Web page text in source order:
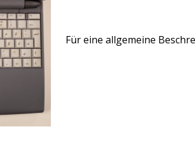
Für eine allgemeine